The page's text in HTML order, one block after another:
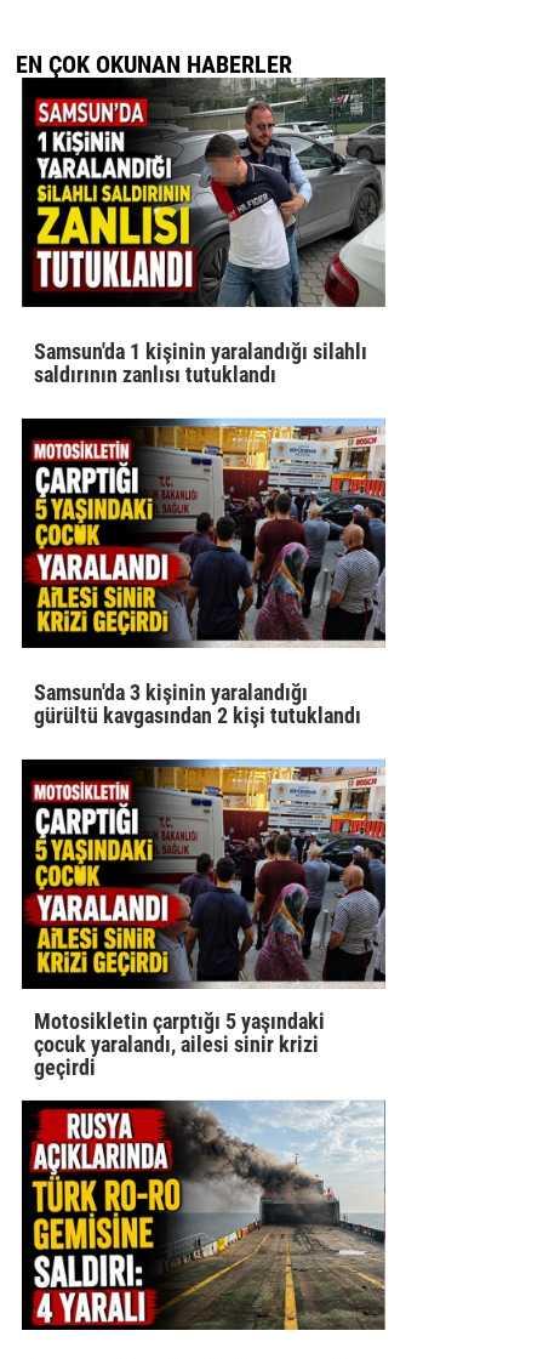
EN ÇOK OKUNAN HABERLER
Samsun'da 1 kişinin yaralandığı silahlı
saldırının zanlısı tutuklandı
Samsun'da 3 kişinin yaralandığı
gürültü kavgasından 2 kişi tutuklandı
Motosikletin çarptığı 5 yaşındaki
çocuk yaralandı, ailesi sinir krizi
geçirdi